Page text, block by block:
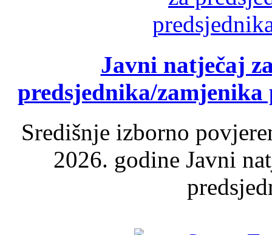
Javni natječaj
predsjednika/
Središnje izborno
2026. godine Javni